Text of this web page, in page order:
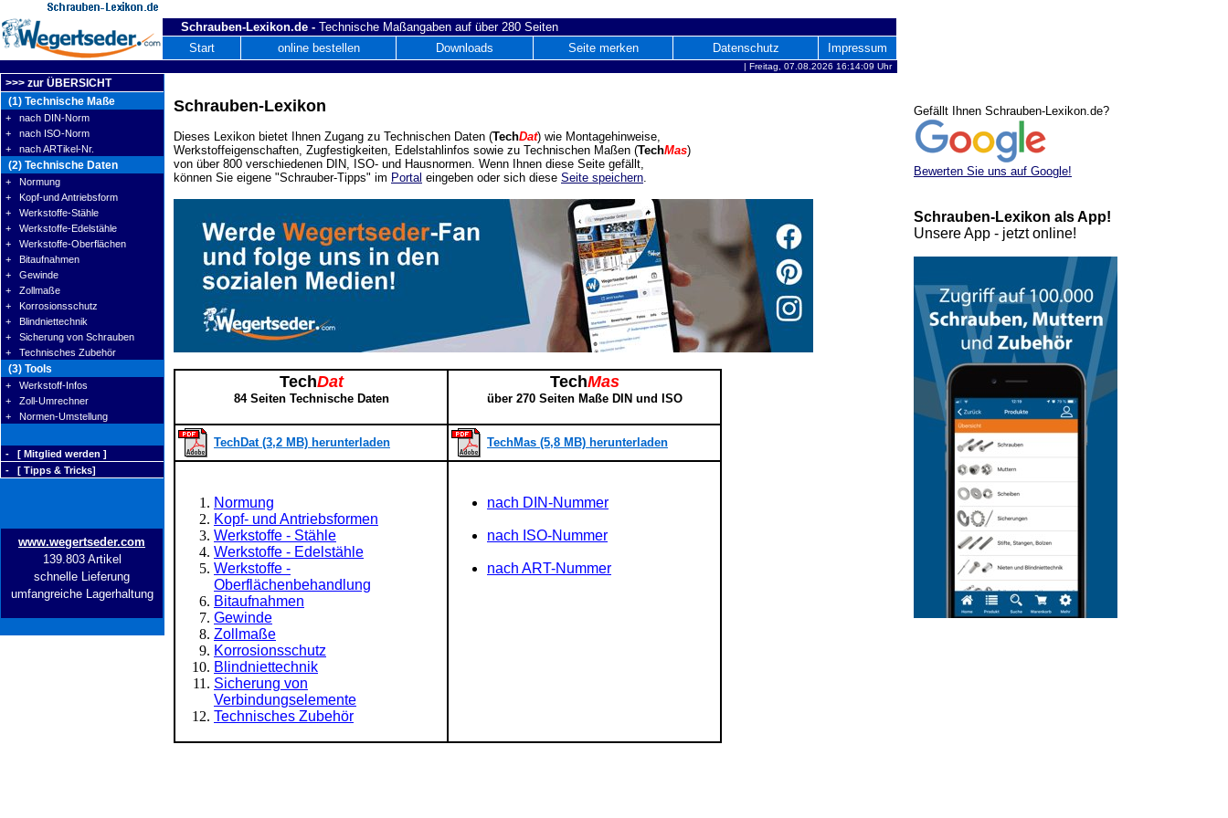
Schrauben-Lexikon.de - Technische Maßangaben auf über 280 Seiten
Start
online bestellen Downloads Seite merken Datenschutz Impressum
| Freitag, 07.08.2026 16:14:09 Uhr
>>> zur ÜBERSICHT
(1) Technische Maße
+ nach DIN-Norm
+ nach ISO-Norm
+ nach ARTikel-Nr.
(2) Technische Daten
+ Normung
+ Kopf-und Antriebsform
+ Werkstoffe-Stähle
+ Werkstoffe-Edelstähle
+ Werkstoffe-Oberflächen
+ Bitaufnahmen
+ Gewinde
+ Zollmaße
+ Korrosionsschutz
+ Blindniettechnik
+ Sicherung von Schrauben
+ Technisches Zubehör
(3) Tools
+ Werkstoff-Infos
+ Zoll-Umrechner
+ Normen-Umstellung
- [ Mitglied werden ]
- [ Tipps & Tricks]
www.wegertseder.com
139.803 Artikel
schnelle Lieferung
umfangreiche Lagerhaltung
Schrauben-Lexikon
Dieses Lexikon bietet Ihnen Zugang zu Technischen Daten (TechDat) wie Montagehinweise,
Werkstoffeigenschaften, Zugfestigkeiten, Edelstahlinfos sowie zu Technischen Maßen (TechMas)
von über 800 verschiedenen DIN, ISO- und Hausnormen. Wenn Ihnen diese Seite gefällt,
können Sie eigene "Schrauber-Tipps" im Portal eingeben oder sich diese Seite speichern.
TechDat
84 Seiten Technische Daten
TechMas
über 270 Seiten Maße DIN und ISO
TechDat (3,2 MB) herunterladen TechMas (5,8 MB) herunterladen
Normung
Kopf- und Antriebsformen
Werkstoffe - Stähle
Werkstoffe - Edelstähle
Werkstoffe -
Oberflächenbehandlung
Bitaufnahmen
Gewinde
Zollmaße
Korrosionsschutz
Blindniettechnik
Sicherung von
Verbindungselemente
Technisches Zubehör
nach DIN-Nummer
nach ISO-Nummer
nach ART-Nummer
Gefällt Ihnen Schrauben-Lexikon.de?
Bewerten Sie uns auf Google!
Schrauben-Lexikon als App!
Unsere App - jetzt online!